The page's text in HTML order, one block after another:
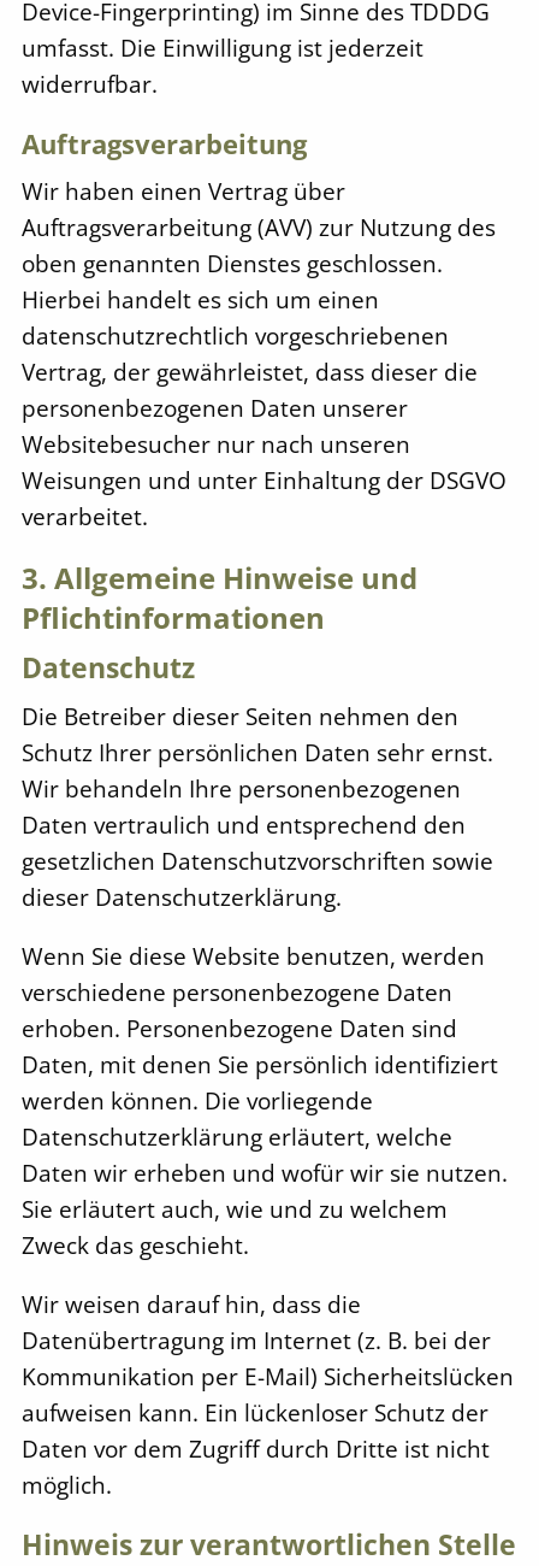
Device-Fingerprinting) im Sinne des TDDDG
umfasst. Die Einwilligung ist jederzeit
widerrufbar.
Auftragsverarbeitung
Wir haben einen Vertrag über
Auftragsverarbeitung (AVV) zur Nutzung des
oben genannten Dienstes geschlossen.
Hierbei handelt es sich um einen
datenschutzrechtlich vorgeschriebenen
Vertrag, der gewährleistet, dass dieser die
personenbezogenen Daten unserer
Websitebesucher nur nach unseren
Weisungen und unter Einhaltung der DSGVO
verarbeitet.
3. Allgemeine Hinweise und
Pflicht­informationen
Datenschutz
Die Betreiber dieser Seiten nehmen den
Schutz Ihrer persönlichen Daten sehr ernst.
Wir behandeln Ihre personenbezogenen
Daten vertraulich und entsprechend den
gesetzlichen Datenschutzvorschriften sowie
dieser Datenschutzerklärung.
Wenn Sie diese Website benutzen, werden
verschiedene personenbezogene Daten
erhoben. Personenbezogene Daten sind
Daten, mit denen Sie persönlich identifiziert
werden können. Die vorliegende
Datenschutzerklärung erläutert, welche
Daten wir erheben und wofür wir sie nutzen.
Sie erläutert auch, wie und zu welchem
Zweck das geschieht.
Wir weisen darauf hin, dass die
Datenübertragung im Internet (z. B. bei der
Kommunikation per E-Mail) Sicherheitslücken
aufweisen kann. Ein lückenloser Schutz der
Daten vor dem Zugriff durch Dritte ist nicht
möglich.
Hinweis zur verantwortlichen Stelle